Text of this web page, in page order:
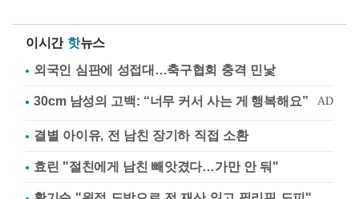
이시간 핫뉴스
외국인 심판에 성접대…축구협회 충격 민낯
결별 아이유, 전 남친 장기하 직접 소환
효린 "절친에게 남친 빼앗겼다…가만 안 둬"